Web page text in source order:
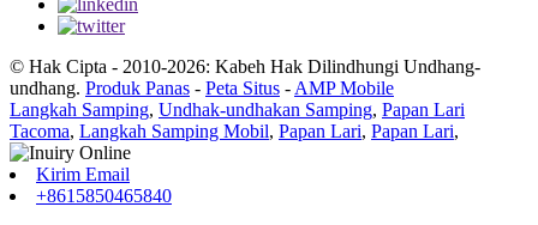
© Hak Cipta - 2010-2026: Kabeh Hak Dilindhungi Undhang-
undhang. Produk Panas - Peta Situs -AMP Mobile
Langkah Samping, Undhak-undhakan Samping, Papan Lari
Tacoma, Langkah Samping Mobil, Papan Lari, Papan Lari,
Kirim Email
+8615850465840